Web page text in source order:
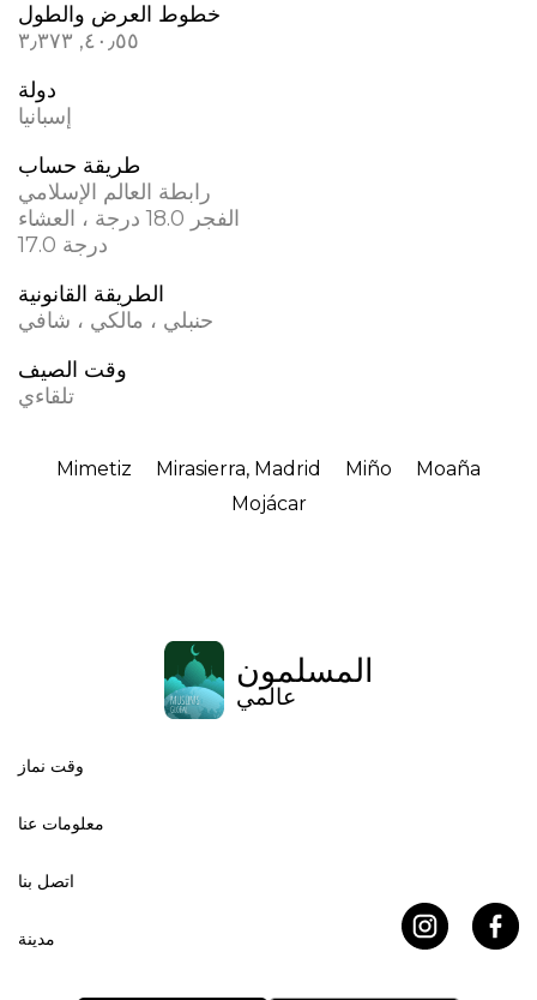
خطوط العرض والطول
٤٠٫٥٥, ؜٣٫٣٧٣
دولة
إسبانيا
طريقة حساب
رابطة العالم الإسلامي
الفجر 18.0 درجة ، العشاء
17.0 درجة
الطريقة القانونية
حنبلي ، مالكي ، شافي
وقت الصيف
تلقاءي
Mimetiz Mirasierra, Madrid Miño
Moaña
Mojácar
المسلمون
عالمي
وقت نماز
معلومات عنا
اتصل بنا
مدينة